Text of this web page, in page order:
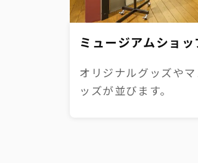
ミュージアムショッ
オリジナルグッズや
ッズが並びます。